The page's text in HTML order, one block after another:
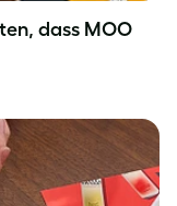
dass MOO